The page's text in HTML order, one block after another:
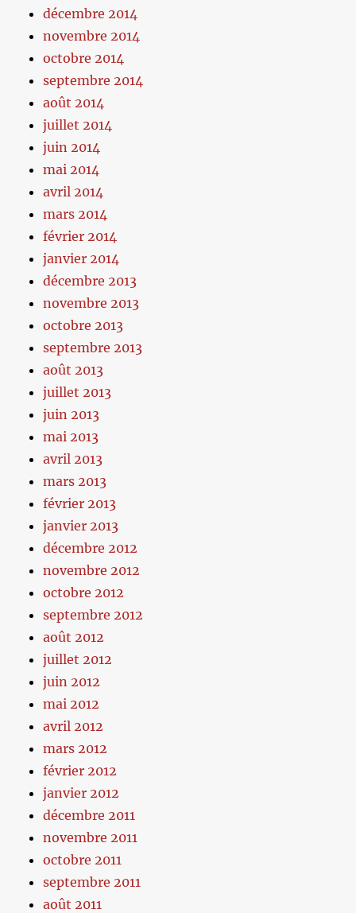
décembre 2014
novembre 2014
octobre 2014
septembre 2014
août 2014
juillet 2014
juin 2014
mai 2014
avril 2014
mars 2014
février 2014
janvier 2014
décembre 2013
novembre 2013
octobre 2013
septembre 2013
août 2013
juillet 2013
juin 2013
mai 2013
avril 2013
mars 2013
février 2013
janvier 2013
décembre 2012
novembre 2012
octobre 2012
septembre 2012
août 2012
juillet 2012
juin 2012
mai 2012
avril 2012
mars 2012
février 2012
janvier 2012
décembre 2011
novembre 2011
octobre 2011
septembre 2011
août 2011